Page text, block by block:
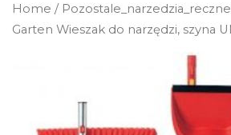
Home /
Garten Wieszak do narzędzi, szyna